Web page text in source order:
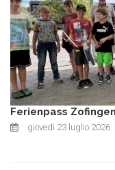
Ferienpass Zofingen
giovedì 23 luglio 2026